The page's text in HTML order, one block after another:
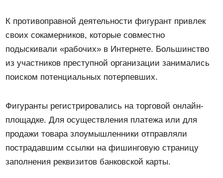
К противоправной деятельности фигурант привлек
своих сокамерников, которые совместно
подыскивали «рабочих» в Интернете. Большинство
из участников преступной организации занимались
поиском потенциальных потерпевших.
Фигуранты регистрировались на торговой онлайн-
площадке. Для осуществления платежа или для
продажи товара злоумышленники отправляли
пострадавшим ссылки на фишинговую страницу
заполнения реквизитов банковской карты.